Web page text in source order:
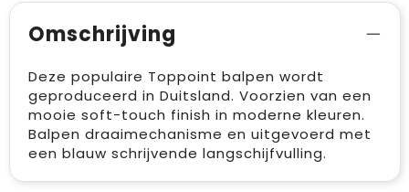
Omschrijving
Deze populaire Toppoint balpen wordt
geproduceerd in Duitsland. Voorzien van een
mooie soft-touch finish in moderne kleuren.
Balpen draaimechanisme en uitgevoerd met
een blauw schrijvende langschijfvulling.